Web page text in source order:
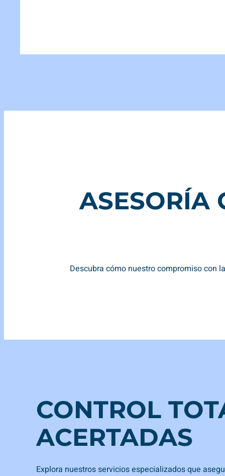
ASESORÍA
Descubra cómo nuestro compromiso con
CONTROL
ACERTADAS
Explora nuestros servicios especializados que